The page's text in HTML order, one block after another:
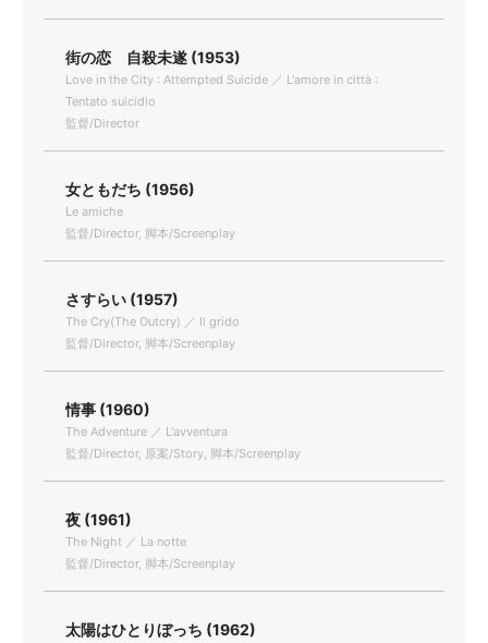
街の恋 自殺未遂 (1953)
Love in the City : Attempted Suicide ／ L'amore in città :
Tentato suicidio
監督/Director
女ともだち (1956)
Le amiche
監督/Director, 脚本/Screenplay
さすらい (1957)
The Cry(The Outcry) ／ Il grido
監督/Director, 脚本/Screenplay
情事 (1960)
The Adventure ／ L'avventura
監督/Director, 原案/Story, 脚本/Screenplay
夜 (1961)
The Night ／ La notte
監督/Director, 脚本/Screenplay
太陽はひとりぼっち (1962)